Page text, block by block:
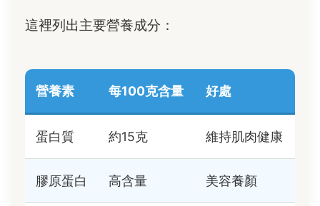
這裡列出主要營養成分：
營養素 每100克含量 好處
蛋白質 約15克 維持肌肉健康
膠原蛋白 高含量 美容養顏